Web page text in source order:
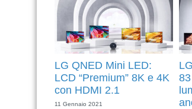
LG QNED Mini LED:
LCD “Premium” 8K e 4K
con HDMI 2.1
11 Gennaio 2021